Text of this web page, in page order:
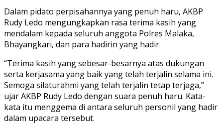
Dalam pidato perpisahannya yang penuh haru, AKBP
Rudy Ledo mengungkapkan rasa terima kasih yang
mendalam kepada seluruh anggota Polres Malaka,
Bhayangkari, dan para hadirin yang hadir.
“Terima kasih yang sebesar-besarnya atas dukungan
serta kerjasama yang baik yang telah terjalin selama ini.
Semoga silaturahmi yang telah terjalin tetap terjaga,”
ujar AKBP Rudy Ledo dengan suara penuh haru. Kata-
kata itu menggema di antara seluruh personil yang hadir
dalam upacara tersebut.